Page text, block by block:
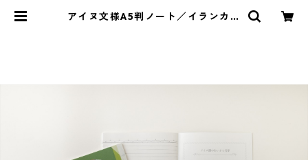
アイヌ文様A5判ノート／イランカラ